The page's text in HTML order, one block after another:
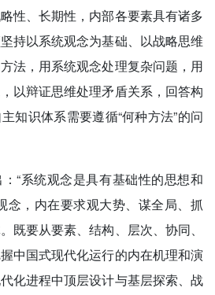
性、长期性，内部各要素具有诸多
持以系统观念为基础、以战略思维
法，用系统观念处理复杂问题，用
以辩证思维处理矛盾关系，回答构
知识体系需要遵循“何种方法”的问
“系统观念是具有基础性的思想和
念，内在要求观大势、谋全局、抓
既要从要素、结构、层次、协同、
中国式现代化运行的内在机理和演
化进程中顶层设计与基层探索、战